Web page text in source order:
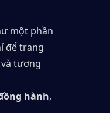
một phần
để trang
tương
hành,